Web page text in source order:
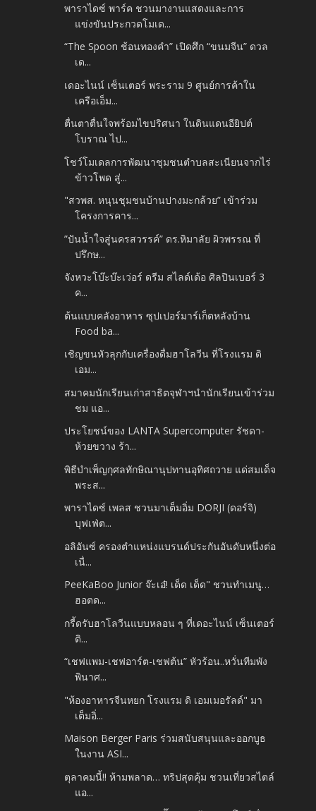
พาราไดซ์ พาร์ค ชวนมางานแสดงและการ
แข่งขันประกวดโมเด...
“The Spoon ช้อนทองคำ” เปิดศึก “ขนมจีน” ดวล
เด...
เดอะไนน์ เซ็นเตอร์ พระราม 9 ศูนย์การค้าใน
เครือเอ็ม...
ตื่นตาตื่นใจพร้อมไขปริศนา ในดินแดนอียิปต์
โบราณ ไป...
โชว์โมเดลการพัฒนาชุมชนตำบลสะเนียนจากไร่
ข้าวโพด สู่...
"สวพส. หนุนชุมชนบ้านปางมะกล้วย” เข้าร่วม
โครงการคาร...
”ปันน้ำใจสู่นครสวรรค์” ดร.หิมาลัย ผิวพรรณ ที่
ปรึกษ...
จังหวะโบ๊ะบ๊ะเว่อร์ ดรีม สไลด์เด้อ ศิลปินเบอร์ 3
ค...
ต้นแบบคลังอาหาร ซุปเปอร์มาร์เก็ตหลังบ้าน
Food ba...
เชิญขนหัวลุกกับเครื่องดื่มฮาโลวีน ที่โรงแรม ดิ
เอม...
สมาคมนักเรียนเก่าสาธิตจุฬาฯนำนักเรียนเข้าร่วม
ชม แอ...
ประโยชน์ของ LANTA Supercomputer รัชดา-
ห้วยขวาง ร้า...
พิธีบำเพ็ญกุศลทักษิณานุปทานอุทิศถวาย แด่สมเด็จ
พระส...
พาราไดซ์ เพลส ชวนมาเต็มอิ่ม DORJI (ดอร์จิ)
บุฟเฟ่ต...
อลิอันซ์ ครองตำแหน่งแบรนด์ประกันอันดับหนึ่งต่อ
เนื่...
PeeKaBoo Junior จ๊ะเอ๋! เด็ด เด็ด" ชวนทำเมนู…
ฮอตด...
กรี้ดรับฮาโลวีนแบบหลอน ๆ ที่เดอะไนน์ เซ็นเตอร์
ติ...
“เชฟแพม-เชฟอาร์ต-เชฟต้น” หัวร้อน..หวั่นทีมพัง
พินาศ...
"ห้องอาหารจีนหยก โรงแรม ดิ เอมเมอรัลด์" มา
เต็มอิ่...
Maison Berger Paris ร่วมสนับสนุนและออกบูธ
ในงาน ASI...
ตุลาคมนี้!! ห้ามพลาด… ทริปสุดคุ้ม ชวนเที่ยวสไตล์
แอ...